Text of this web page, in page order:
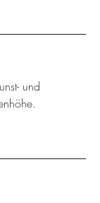
und